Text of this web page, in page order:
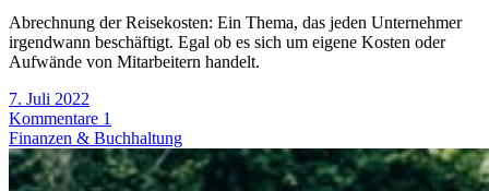
Abrechnung der Reisekosten: Ein Thema, das jeden Unternehmer
irgendwann beschäftigt. Egal ob es sich um eigene Kosten oder
Aufwände von Mitarbeitern handelt.
7. Juli 2022
Kommentare 1
Finanzen & Buchhaltung